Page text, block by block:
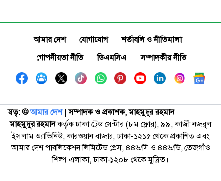
আমার দেশ যোগাযোগ
শর্তাবলি ও নীতিমালা
গোপনীয়তা নীতি
ডিএমসিএ সম্পাদকীয় নীতি
স্বত্ব: ©️আমার দেশ| সম্পাদক ও প্রকাশক, মাহমুদুর রহমান
মাহমুদুর রহমানকর্তৃক ঢাকা ট্রেড সেন্টার (৮ম ফ্লোর), ৯৯, কাজী নজরুল
ইসলাম অ্যাভিনিউ, কারওয়ান বাজার, ঢাকা-১২১৫ থেকে প্রকাশিত এবং
আমার দেশ পাবলিকেশন লিমিটেড প্রেস, ৪৪৬/সি ও ৪৪৬/ডি, তেজগাঁও
শিল্প এলাকা, ঢাকা-১২০৮ থেকে মুদ্রিত।